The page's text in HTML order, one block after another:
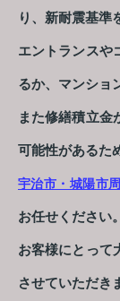
り、新耐震基準
エントランスや
るか、マンショ
また修繕積立金
可能性があるた
宇治市・城陽市
お任せください。
お客様にとって
させていただき